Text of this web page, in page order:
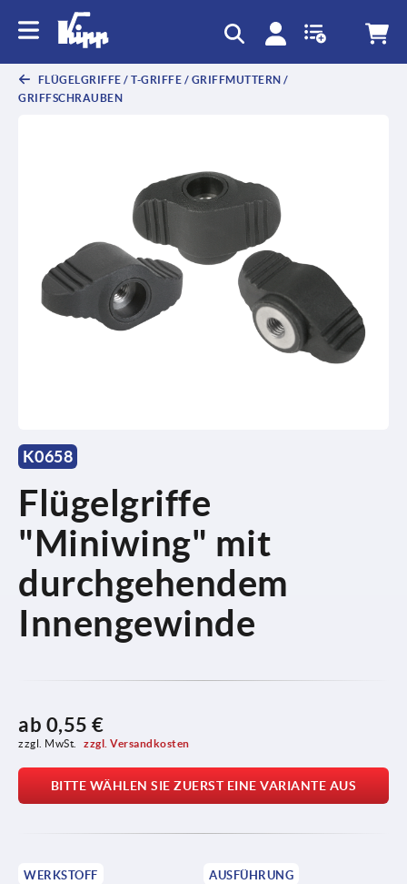
FLÜGELGRIFFE / T-GRIFFE / GRIFFMUTTERN /
GRIFFSCHRAUBEN
K0658
Flügelgriffe
"Miniwing" mit
durchgehendem
Innengewinde
ab 0,55 €
zzgl. MwSt. zzgl. Versandkosten
BITTE WÄHLEN SIE ZUERST EINE VARIANTE AUS
WERKSTOFF AUSFÜHRUNG